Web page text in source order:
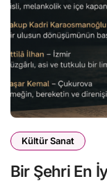
Kültür Sanat
Bir Şehri En